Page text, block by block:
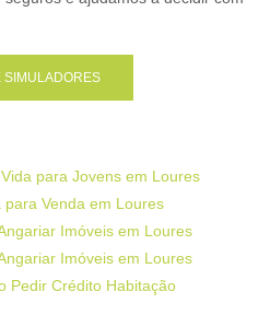
SIMULADORES
para Jovens em Loures
Venda em Loures
Imóveis em Loures
Imóveis em Loures
Pedir Crédito Habitação